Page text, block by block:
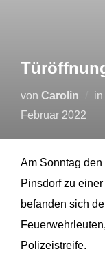
von Carolin in
Februar 2022
Am Sonntag
Pinsdorf zu
befanden sich
Polizeistreife.